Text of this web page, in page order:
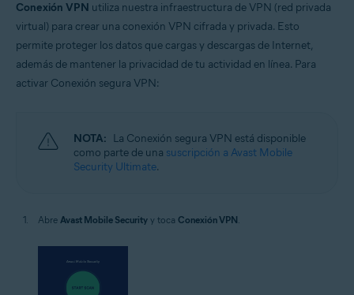
Conexión VPN utiliza nuestra infraestructura de VPN (red privada
virtual) para crear una conexión VPN cifrada y privada. Esto
permite proteger los datos que cargas y descargas de Internet,
además de mantener la privacidad de tu actividad en línea. Para
activar Conexión segura VPN:
NOTA: La Conexión segura VPN está disponible
como parte de una suscripción a Avast Mobile
Security Ultimate.
Abre Avast Mobile Security y toca Conexión VPN.